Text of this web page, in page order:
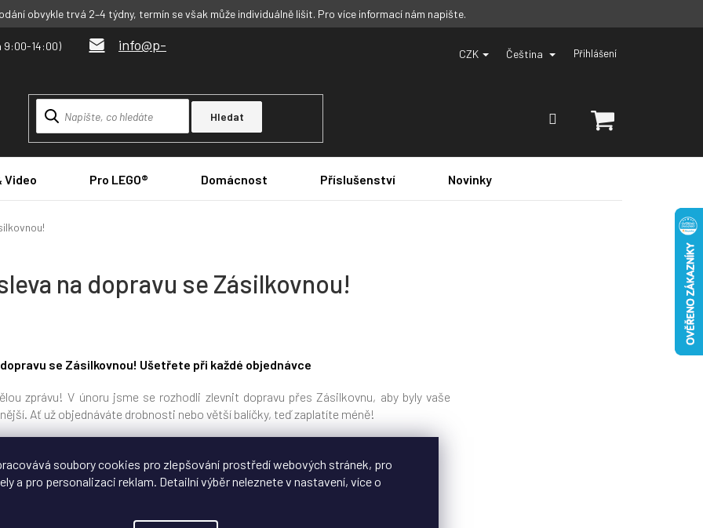
obvykle trvá 2–4 týdny, termín se však může individuálně lišit. Pro více informací nám napište.
soubory cookies pro zlepšování prostředí webových stránek, pro
a pro personalizaci reklam. Detailní výběr neleznete v nastavení, více o
info@p-
CZK Čeština Přihlášení
Hledat
KOŠÍK
Video Pro LEGO® Domácnost Příslušenství Novinky
na dopravu se Zásilkovnou!
se Zásilkovnou! Ušetřete při každé objednávce
zprávu! V únoru jsme se rozhodli zlevnit dopravu přes Zásilkovnu, aby byly vaše
Ať už objednáváte drobnosti nebo větší balíčky, teď zaplatíte méně!
– novějen za 59 Kč s DPH(původně 79 Kč)